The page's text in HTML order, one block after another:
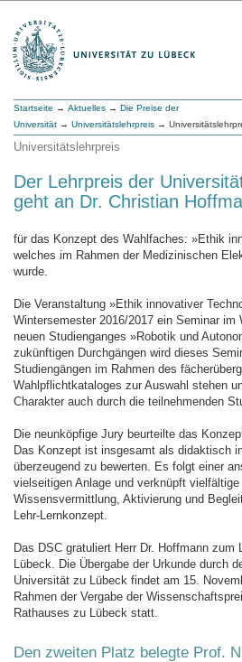
Startseite → Aktuelles → Die Preise der
Universität → Universitätslehrpreis →
Universitätslehrpreis
Der Lehrpreis der
geht an Dr. Christian
für das Konzept des Wahlfaches: »Ethik
welches im Rahmen der Medizinischen
wurde.
Die Veranstaltung »Ethik innovativer
Wintersemester 2016/2017 ein Seminar im
neuen Studienganges »Robotik und
zukünftigen Durchgängen wird dieses
Studiengängen im Rahmen des
Wahlpflichtkataloges zur Auswahl stehen
Charakter auch durch die teilnehmenden
Die neunköpfige Jury beurteilte das
Das Konzept ist insgesamt als didaktisch
überzeugend zu bewerten. Es folgt einer
vielseitigen Anlage und verknüpft
Wissensvermittlung, Aktivierung und
Lehr-Lernkonzept.
Das DSC gratuliert Herr Dr. Hoffmann zum
Lübeck. Die Übergabe der Urkunde durch
Universität zu Lübeck findet am 15.
Rahmen der Vergabe der
Rathauses zu Lübeck statt.
Den zweiten Platz belegte Prof.